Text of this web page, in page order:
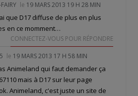
le 19 MARS 2013 19 H 28 MIN
que D17 diffuse de plus en plus
en ce momment…
CONNECTEZ-VOUS POUR RÉPONDRE
le 19 MARS 2013 17 H 58 MIN
Animeland qui faut demander ça
mais à D17 sur leur page
Animeland, c'est juste un site de